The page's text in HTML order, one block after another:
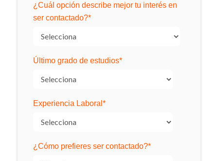
¿Cuál opción describe mejor tu interés en
ser contactado?*
Último grado de estudios*
Experiencia Laboral *
¿Cómo prefieres ser contactado?*